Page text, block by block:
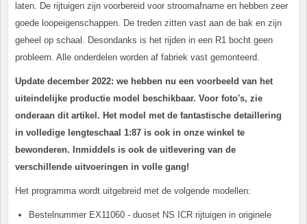
laten. De rijtuigen zijn voorbereid voor stroomafname en hebben zeer
goede loopeigenschappen. De treden zitten vast aan de bak en zijn
geheel op schaal. Desondanks is het rijden in een R1 bocht geen
probleem. Alle onderdelen worden af fabriek vast gemonteerd.
Update december 2022: we hebben nu een voorbeeld van het
uiteindelijke productie model beschikbaar. Voor foto's, zie
onderaan dit artikel. Het model met de fantastische detaillering
in volledige lengteschaal 1:87 is ook in onze winkel te
bewonderen. Inmiddels is ook de uitlevering van de
verschillende uitvoeringen in volle gang!
Het programma wordt uitgebreid met de volgende modellen:
Bestelnummer EX11060 - duoset NS ICR rijtuigen in originele